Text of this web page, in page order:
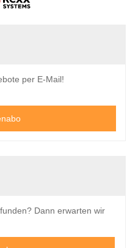
per E-Mail!
Dann erwarten wir